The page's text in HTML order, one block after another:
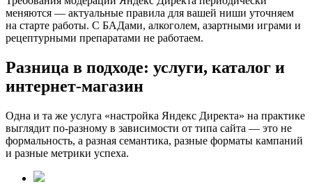
меняются — актуальные правила для вашей ниши уточняем
на старте работы. С БАДами, алкоголем, азартными играми и
рецептурными препаратами не работаем.
Разница в подходе: услуги, каталог и
интернет-магазин
Одна и та же услуга «настройка Яндекс Директа» на практике
выглядит по-разному в зависимости от типа сайта — это не
формальность, а разная семантика, разные форматы кампаний
и разные метрики успеха.